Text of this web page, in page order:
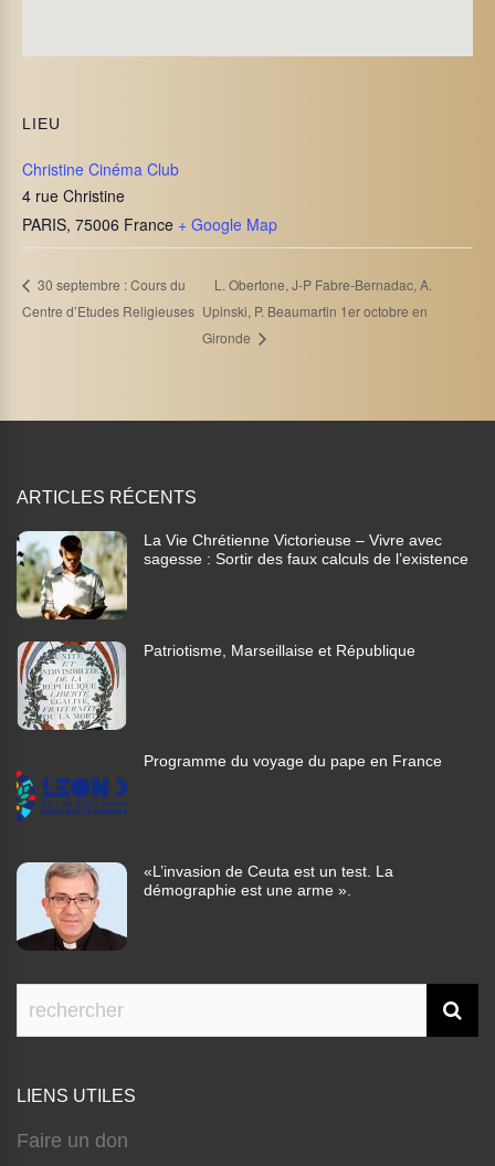
LIEU
Christine Cinéma Club
4 rue Christine
PARIS, 75006 France + Google Map
30 septembre : Cours du
Centre d’Etudes Religieuses
L. Obertone, J-P Fabre-Bernadac, A.
Upinski, P. Beaumartin 1er octobre en
Gironde
ARTICLES RÉCENTS
La Vie Chrétienne Victorieuse – Vivre avec
sagesse : Sortir des faux calculs de l’existence
Patriotisme, Marseillaise et République
Programme du voyage du pape en France
«L’invasion de Ceuta est un test. La
démographie est une arme ».
LIENS UTILES
Faire un don